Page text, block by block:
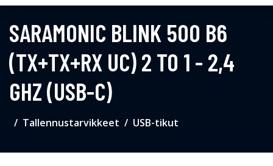
SARAMONIC BLINK 500 B6
(TX+TX+RX UC) 2 TO 1 - 2,4
GHZ (USB-C)
Tallennustarvikkeet USB-tikut